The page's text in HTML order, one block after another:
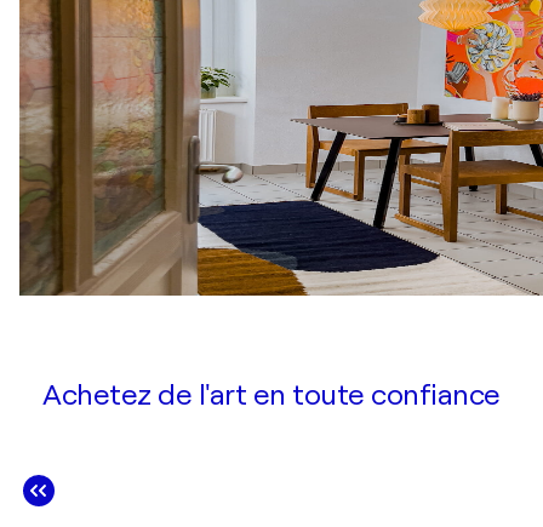
Achetez de l'art en toute confiance